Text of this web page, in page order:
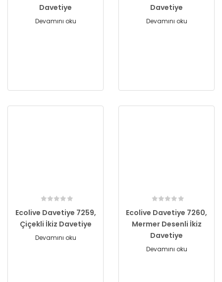
Davetiye
Devamını oku
Davetiye
Devamını oku
Ecolive Davetiye 7259,
Çiçekli İkiz Davetiye
Devamını oku
Ecolive Davetiye 7260,
Mermer Desenli İkiz
Davetiye
Devamını oku